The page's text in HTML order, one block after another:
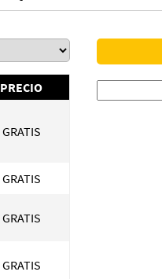
PRECIO
GRATIS
GRATIS
GRATIS
GRATIS